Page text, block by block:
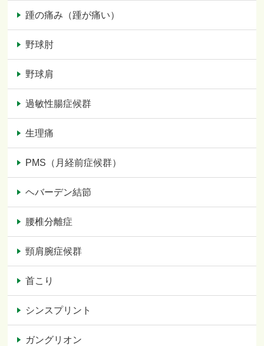
踵の痛み（踵が痛い）
野球肘
野球肩
過敏性腸症候群
生理痛
PMS（月経前症候群）
ヘバーデン結節
腰椎分離症
頸肩腕症候群
首こり
シンスプリント
ガングリオン